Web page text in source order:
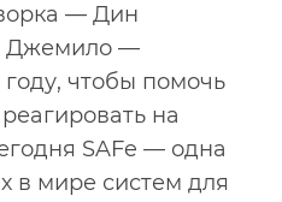
— Дин
Джемило —
году, чтобы помочь
на
SAFe — одна
в мире систем для